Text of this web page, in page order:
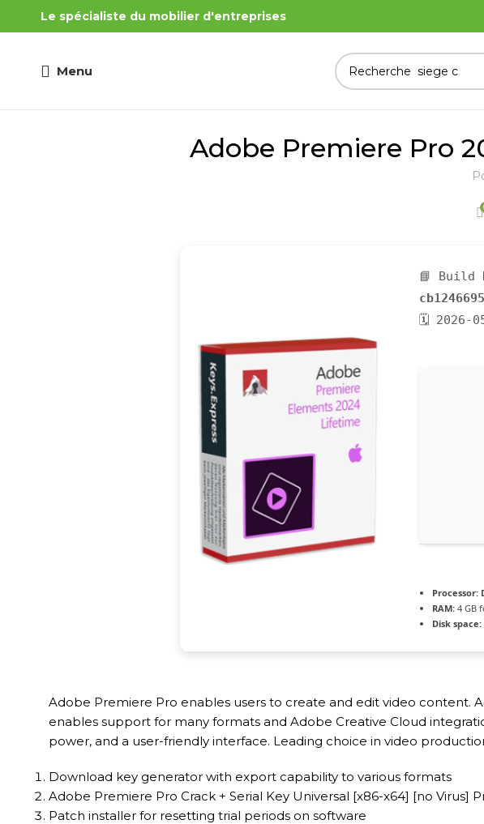
Le spécialiste du mobilier d'entreprises
Menu
Adobe Premiere Pro
📘 Build
🗓 2026-
Processor:
RAM: 4 GB
Disk space:
Adobe Premiere Pro enables users to create and edit video content.
enables support for many formats and Adobe Creative Cloud
power, and a user-friendly interface. Leading choice in video
Download key generator with export capability to various formats
Adobe Premiere Pro Crack + Serial Key Universal [x86-x64] [no Virus]
Patch installer for resetting trial periods on software